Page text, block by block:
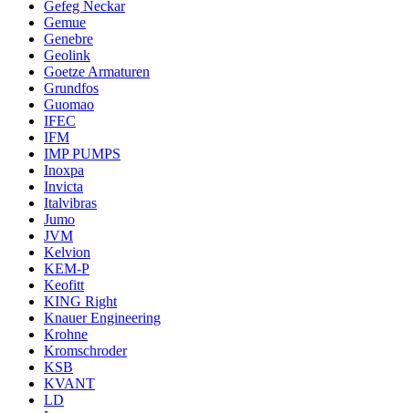
Gefeg Neckar
Gemue
Genebre
Geolink
Goetze Armaturen
Grundfos
Guomao
IFEC
IFM
IMP PUMPS
Inoxpa
Invicta
Italvibras
Jumo
JVM
Kelvion
KEM-P
Keofitt
KING Right
Knauer Engineering
Krohne
Kromschroder
KSB
KVANT
LD